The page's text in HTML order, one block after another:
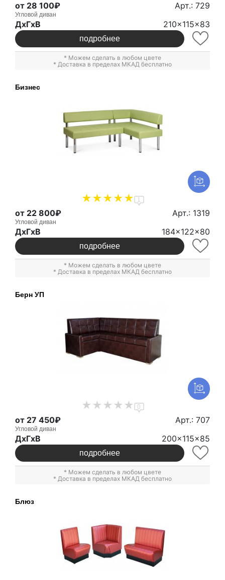
от 28 100₽ Арт.: 729
Угловой диван
ДxГxВ 210x115x83
подробнее
* Можем сделать в любом цвете
* Доставка в пределах МКАД бесплатно
Бизнес
1
от 22 800₽ Арт.: 1319
Угловой диван
ДxГxВ 184x122x80
подробнее
* Можем сделать в любом цвете
* Доставка в пределах МКАД бесплатно
Берн УП
0
от 27 450₽ Арт.: 707
Угловой диван
ДxГxВ 200x115x85
подробнее
* Можем сделать в любом цвете
* Доставка в пределах МКАД бесплатно
Блюз